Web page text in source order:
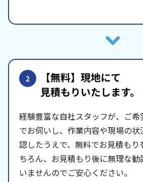
2 【無料】現地にて
見積もりいたします。
経験豊富な自社スタッフが、ご希
でお伺いし、作業内容や現場の
認したうえで、無料でお見積もり
ちろん、お見積もり後に無理な
いませんのでご安心ください。